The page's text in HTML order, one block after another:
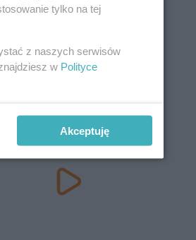
tylko na tej
z naszych serwisów
w Polityce
Akceptuję